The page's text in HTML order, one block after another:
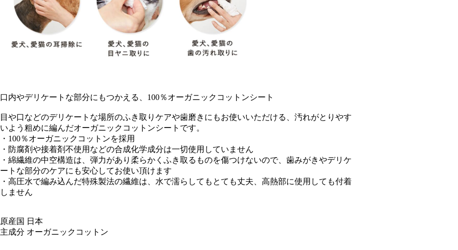
口内やデリケートな部分にもつかえる、100％オーガニックコットンシート
目や口などのデリケートな場所のふき取りケアや歯磨きにもお使いいただける、汚れがとりやす
いよう粗めに編んだオーガニックコットンシートです。
・100％オーガニックコットンを採用
・防腐剤や接着剤不使用などの合成化学成分は一切使用していません
・綿繊維の中空構造は、弾力があり柔らかくふき取るものを傷つけないので、歯みがきやデリケ
ートな部分のケアにも安心してお使い頂けます
・高圧水で編み込んだ特殊製法の繊維は、水で濡らしてもとても丈夫、高熱部に使用しても付着
しません
原産国 日本
主成分 オーガニックコットン